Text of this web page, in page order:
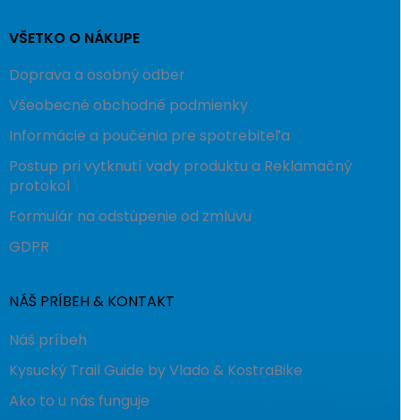
VŠETKO O NÁKUPE
Doprava a osobný odber
Všeobecné obchodné podmienky
Informácie a poučenia pre spotrebiteľa
Postup pri vytknutí vady produktu a Reklamačný
protokol
Formulár na odstúpenie od zmluvu
GDPR
NÁŠ PRÍBEH & KONTAKT
Náš príbeh
Kysucký Trail Guide by Vlado & KostraBike
Ako to u nás funguje